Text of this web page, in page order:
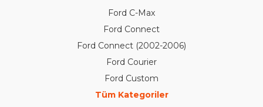
Ford C-Max
Ford Connect
Ford Connect (2002-2006)
Ford Courier
Ford Custom
Tüm Kategoriler